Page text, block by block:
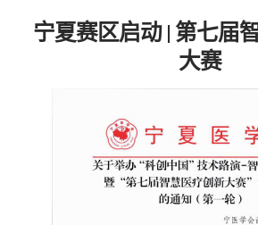
宁夏赛区启动 | 第七届
大赛